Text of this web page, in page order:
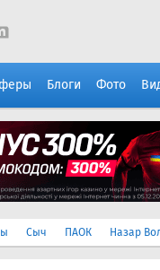
Блоги Фото
Сыч ПАОК Назар